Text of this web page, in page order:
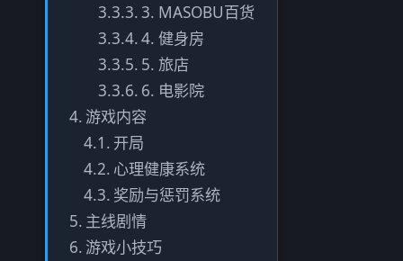
3. MASOBU百货
4. 健身房
5. 旅店
6. 电影院
游戏内容
开局
心理健康系统
奖励与惩罚系统
主线剧情
游戏小技巧